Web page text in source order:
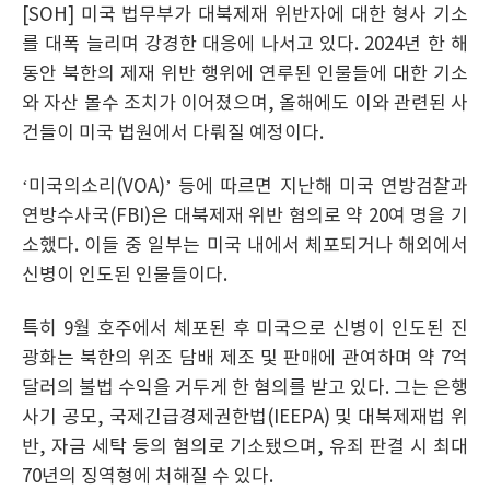
[SOH] 미국 법무부가 대북제재 위반자에 대한 형사 기소
를 대폭 늘리며 강경한 대응에 나서고 있다. 2024년 한 해
동안 북한의 제재 위반 행위에 연루된 인물들에 대한 기소
와 자산 몰수 조치가 이어졌으며, 올해에도 이와 관련된 사
건들이 미국 법원에서 다뤄질 예정이다.
‘미국의소리(VOA)’ 등에 따르면 지난해 미국 연방검찰과
연방수사국(FBI)은 대북제재 위반 혐의로 약 20여 명을 기
소했다. 이들 중 일부는 미국 내에서 체포되거나 해외에서
신병이 인도된 인물들이다.
특히 9월 호주에서 체포된 후 미국으로 신병이 인도된 진
광화는 북한의 위조 담배 제조 및 판매에 관여하며 약 7억
달러의 불법 수익을 거두게 한 혐의를 받고 있다. 그는 은행
사기 공모, 국제긴급경제권한법(IEEPA) 및 대북제재법 위
반, 자금 세탁 등의 혐의로 기소됐으며, 유죄 판결 시 최대
70년의 징역형에 처해질 수 있다.